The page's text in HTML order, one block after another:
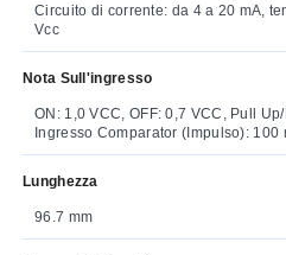
Circuito di corrente: da 4 a 20 mA,
Vcc
Nota Sull'ingresso
ON: 1,0 VCC, OFF: 0,7 VCC, Pull
Ingresso Comparator (Impulso): 100
Lunghezza
96.7 mm